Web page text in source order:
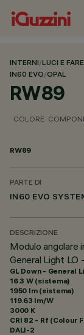
INTERNI/LUCI E
IN60 EVO/OPAL
RW89
COLORE
RW89
PARTE DI
IN60 EVO
DESCRIZIONE
Modulo angolare
General Light LO
GL Down - General
16.3 W (sistema)
1950 lm (sistema)
119.63 lm/W
3000 K
CRI 82 - Rf (Colour
DALI-2